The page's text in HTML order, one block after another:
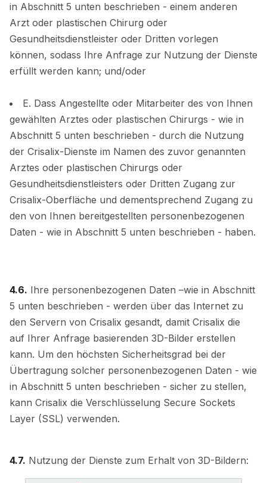
in Abschnitt 5 unten beschrieben - einem anderen
Arzt oder plastischen Chirurg oder
Gesundheitsdienstleister oder Dritten vorlegen
können, sodass Ihre Anfrage zur Nutzung der Dienste
erfüllt werden kann; und/oder
E. Dass Angestellte oder Mitarbeiter des von Ihnen
gewählten Arztes oder plastischen Chirurgs - wie in
Abschnitt 5 unten beschrieben - durch die Nutzung
der Crisalix-Dienste im Namen des zuvor genannten
Arztes oder plastischen Chirurgs oder
Gesundheitsdienstleisters oder Dritten Zugang zur
Crisalix-Oberfläche und dementsprechend Zugang zu
den von Ihnen bereitgestellten personenbezogenen
Daten - wie in Abschnitt 5 unten beschrieben - haben.
4.6. Ihre personenbezogenen Daten –wie in Abschnitt
5 unten beschrieben - werden über das Internet zu
den Servern von Crisalix gesandt, damit Crisalix die
auf Ihrer Anfrage basierenden 3D-Bilder erstellen
kann. Um den höchsten Sicherheitsgrad bei der
Übertragung solcher personenbezogenen Daten - wie
in Abschnitt 5 unten beschrieben - sicher zu stellen,
kann Crisalix die Verschlüsselung Secure Sockets
Layer (SSL) verwenden.
4.7. Nutzung der Dienste zum Erhalt von 3D-Bildern: